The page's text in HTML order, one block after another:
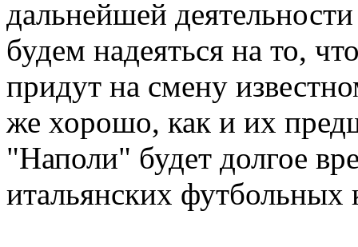
дальнейшей
будем надеяться на то,
придут на смену
же хорошо, как и их
"Наполи" будет долгое
итальянских футбольных